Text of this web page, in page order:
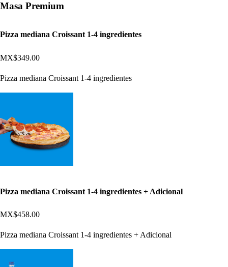
Masa Premium
Pizza mediana Croissant 1-4 ingredientes
MX$349.00
Pizza mediana Croissant 1-4 ingredientes
Pizza mediana Croissant 1-4 ingredientes + Adicional
MX$458.00
Pizza mediana Croissant 1-4 ingredientes + Adicional